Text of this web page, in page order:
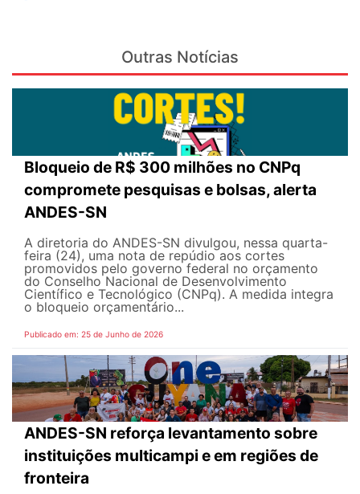
Outras Notícias
Bloqueio de R$ 300 milhões no CNPq
compromete pesquisas e bolsas, alerta
ANDES-SN
A diretoria do ANDES-SN divulgou, nessa quarta-
feira (24), uma nota de repúdio aos cortes
promovidos pelo governo federal no orçamento
do Conselho Nacional de Desenvolvimento
Científico e Tecnológico (CNPq). A medida integra
o bloqueio orçamentário...
Publicado em: 25 de Junho de 2026
ANDES-SN reforça levantamento sobre
instituições multicampi e em regiões de
fronteira